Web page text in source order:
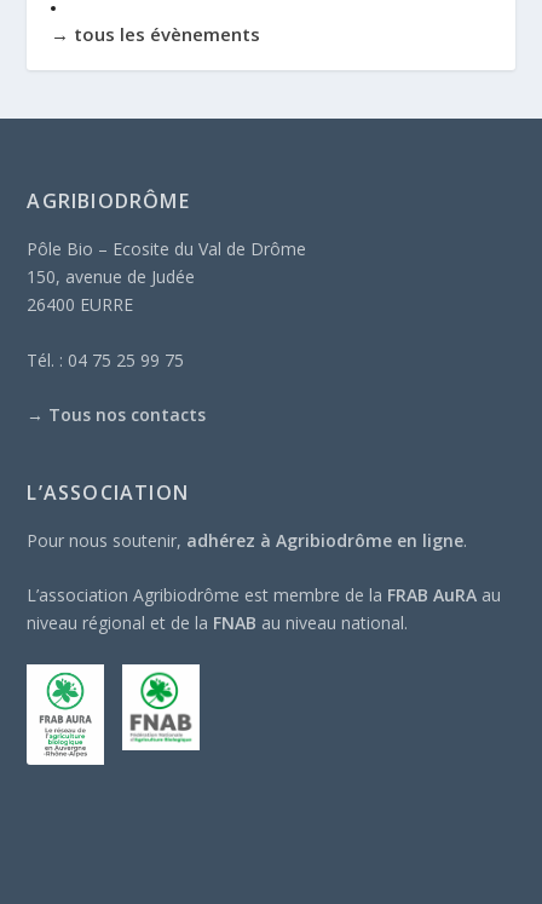
→ tous les évènements
AGRIBIODRÔME
Pôle Bio – Ecosite du Val de Drôme
150, avenue de Judée
26400 EURRE
Tél. : 04 75 25 99 75
→ Tous nos contacts
L’ASSOCIATION
Pour nous soutenir, adhérez à Agribiodrôme en ligne.
L’association Agribiodrôme est membre de la FRAB AuRA au
niveau régional et de la FNAB au niveau national.